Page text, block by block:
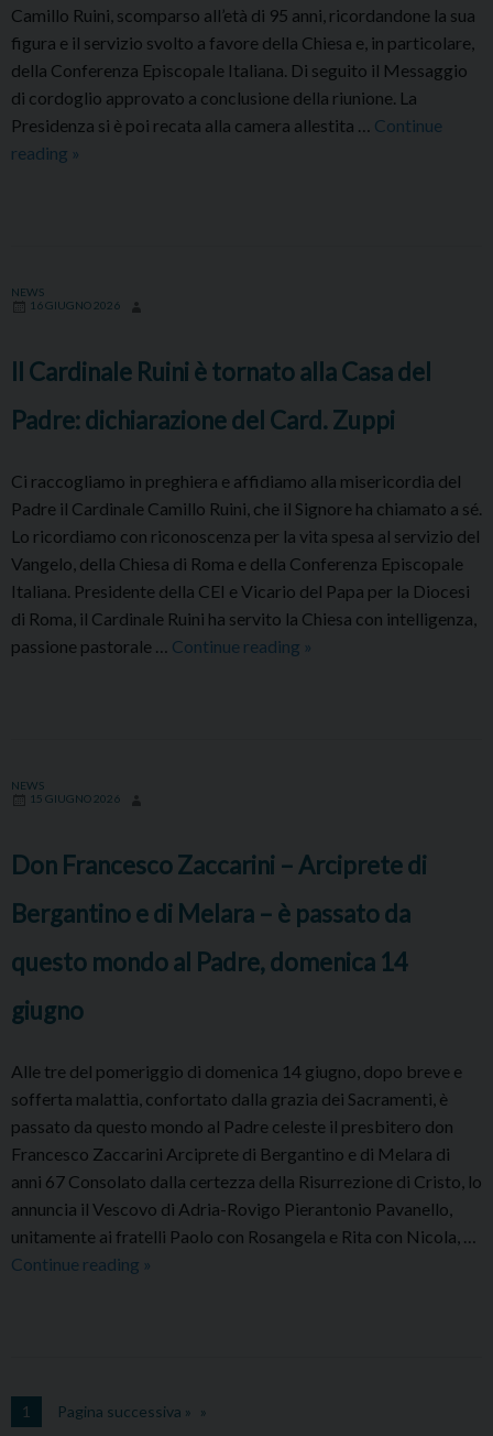
Camillo Ruini, scomparso all’età di 95 anni, ricordandone la sua
figura e il servizio svolto a favore della Chiesa e, in particolare,
della Conferenza Episcopale Italiana. Di seguito il Messaggio
di cordoglio approvato a conclusione della riunione. La
Presidenza si è poi recata alla camera allestita … Continue
reading Messaggio
morte
Cardinale
Ruini
»
NEWS
16 GIUGNO 2026
Il Cardinale Ruini è tornato alla Casa del
Padre: dichiarazione del Card. Zuppi
Ci raccogliamo in preghiera e affidiamo alla misericordia del
Padre il Cardinale Camillo Ruini, che il Signore ha chiamato a sé.
Lo ricordiamo con riconoscenza per la vita spesa al servizio del
Vangelo, della Chiesa di Roma e della Conferenza Episcopale
Italiana. Presidente della CEI e Vicario del Papa per la Diocesi
di Roma, il Cardinale Ruini ha servito la Chiesa con intelligenza,
passione pastorale … Continue reading Il
Padre:
del
Zuppi
»
NEWS
15 GIUGNO 2026
Don Francesco Zaccarini – Arciprete di
Bergantino e di Melara – è passato da
questo mondo al Padre, domenica 14
giugno
Alle tre del pomeriggio di domenica 14 giugno, dopo breve e
sofferta malattia, confortato dalla grazia dei Sacramenti, è
passato da questo mondo al Padre celeste il presbitero don
Francesco Zaccarini Arciprete di Bergantino e di Melara di
anni 67 Consolato dalla certezza della Risurrezione di Cristo, lo
annuncia il Vescovo di Adria-Rovigo Pierantonio Pavanello,
unitamente ai fratelli Paolo con Rosangela e Rita con Nicola, …
Continue reading Don
»
1 Pagina successiva »